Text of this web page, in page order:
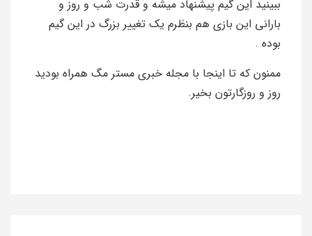
ببینید این گیم پیشنهاد میشه و قدرت شب و روز و
بارانی این بازی هم بنظرم یک تغییر بزرگ در این گیم
بوده .
ممنون که تا اینجا با مجله خبری مستر مگ همراه بودید
روز و روزگارتون بخیر.